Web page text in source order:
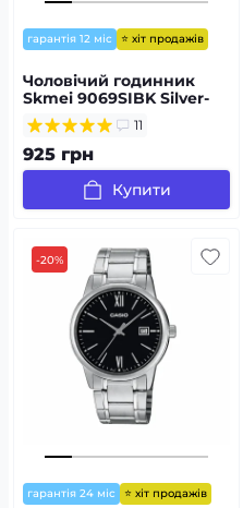
гарантія 12 міс ⭐ хіт продажів
Чоловічий годинник
Skmei 9069SIBK Silver-
Black
11
925 грн
Купити
-20%
гарантія 24 міс ⭐ хіт продажів